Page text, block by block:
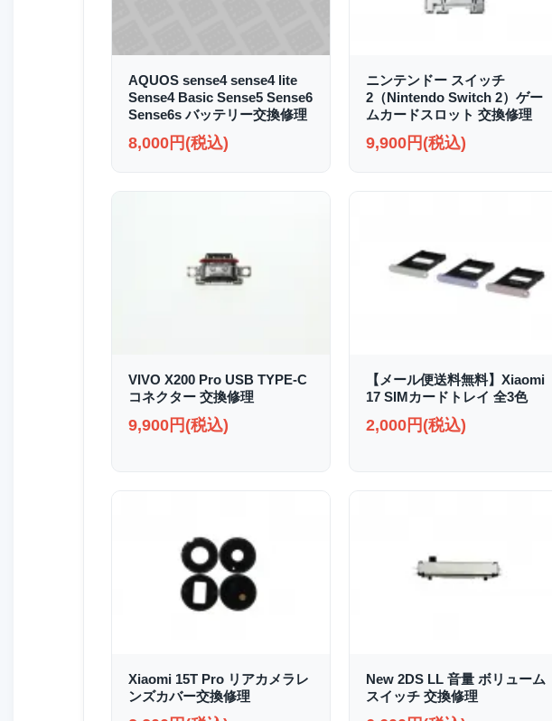
AQUOS sense4 sense4 lite
Sense4 Basic Sense5 Sense6
Sense6s バッテリー交換修理
8,000円(税込)
ニンテンドー スイッチ
2（Nintendo Switch 2）ゲー
ムカードスロット 交換修理
9,900円(税込)
VIVO X200 Pro USB TYPE-C
コネクター 交換修理
9,900円(税込)
【メール便送料無料】Xiaomi
17 SIMカードトレイ 全3色
2,000円(税込)
Xiaomi 15T Pro リアカメラレ
ンズカバー交換修理
New 2DS LL 音量 ボリューム
スイッチ 交換修理